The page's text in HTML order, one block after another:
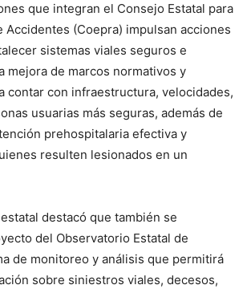
que integran el Consejo Estatal para
Accidentes (Coepra) impulsan acciones
sistemas viales seguros e
mejora de marcos normativos y
contar con infraestructura, velocidades,
usuarias más seguras, además de
prehospitalaria efectiva y
resulten lesionados en un
destacó que también se
del Observatorio Estatal de
de monitoreo y análisis que permitirá
sobre siniestros viales, decesos,